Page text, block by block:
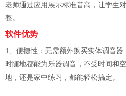
老师通过应用展示标准音高，让学生
整。
软件优势
1、便捷性：无需额外购买实体调音
时随地都能为乐器调音，不受时间和
地，还是家中练习，都能轻松搞定。